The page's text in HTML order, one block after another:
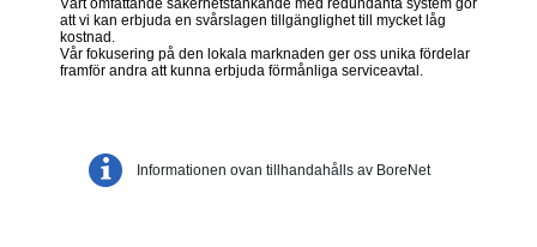
Vårt omfattande säkerhetstänkande med redundanta system gör
att vi kan erbjuda en svårslagen tillgänglighet till mycket låg
kostnad.
Vår fokusering på den lokala marknaden ger oss unika fördelar
framför andra att kunna erbjuda förmånliga serviceavtal.
Informationen ovan tillhandahålls av BoreNet